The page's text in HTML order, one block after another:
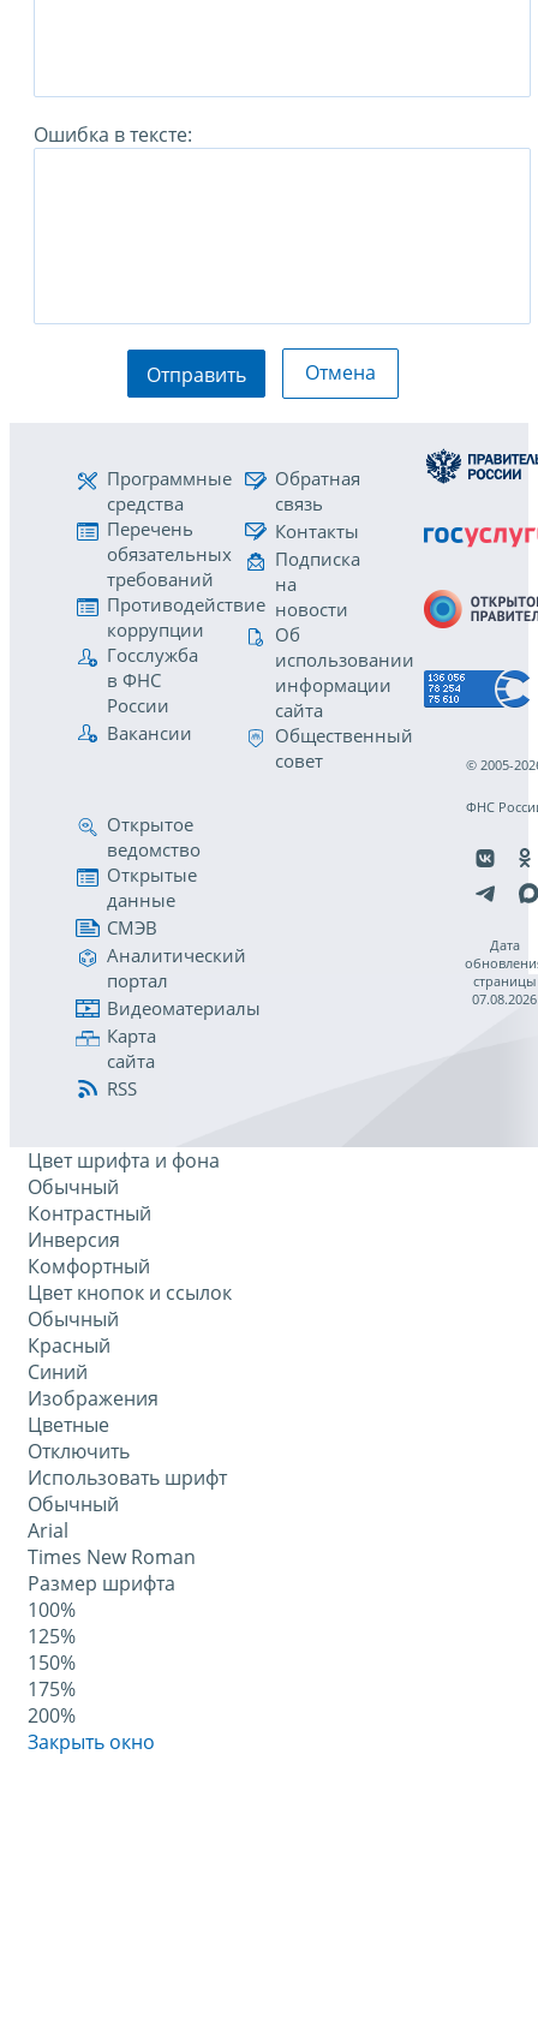
Ошибка в тексте:
Отправить Отмена
Программные
средства
Перечень
обязательных
требований
Противодействие
коррупции
Госслужба
в ФНС
России
Вакансии
Обратная
связь
Контакты
Подписка
на
новости
Об
использовании
информации
сайта
Общественный
совет
Открытое
ведомство
Открытые
данные
СМЭВ
Аналитический
портал
Видеоматериалы
Карта
сайта
RSS
© 2005-
ФНС
Дата
страницы
07.08.2026
Цвет шрифта и фона
Обычный
Контрастный
Инверсия
Комфортный
Цвет кнопок и ссылок
Обычный
Красный
Синий
Изображения
Цветные
Отключить
Использовать шрифт
Обычный
Arial
Times New Roman
Размер шрифта
100%
125%
150%
175%
200%
Закрыть окно